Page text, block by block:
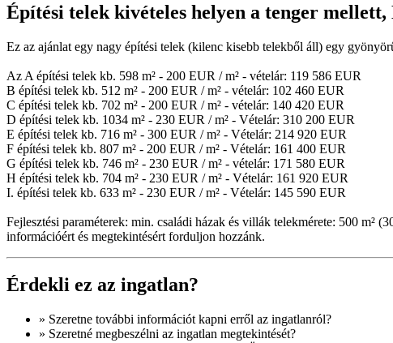
Építési telek kivételes helyen a tenger mellett,
Ez az ajánlat egy nagy építési telek (kilenc kisebb telekből áll) egy
Az A építési telek kb. 598 m² - 200 EUR / m² - vételár: 119 586 EUR
B építési telek kb. 512 m² - 200 EUR / m² - vételár: 102 460 EUR
C építési telek kb. 702 m² - 200 EUR / m² - vételár: 140 420 EUR
D építési telek kb. 1034 m² - 230 EUR / m² - Vételár: 310 200 EUR
E építési telek kb. 716 m² - 300 EUR / m² - Vételár: 214 920 EUR
F építési telek kb. 807 m² - 200 EUR / m² - Vételár: 161 400 EUR
G építési telek kb. 746 m² - 230 EUR / m² - vételár: 171 580 EUR
H építési telek kb. 704 m² - 230 EUR / m² - Vételár: 161 920 EUR
I. építési telek kb. 633 m² - 230 EUR / m² - Vételár: 145 590 EUR
Fejlesztési paraméterek: min. családi házak és villák telekmérete: 500 m²
információért és megtekintésért forduljon hozzánk.
Érdekli ez az ingatlan?
» Szeretne további információt kapni erről az ingatlanról?
» Szeretné megbeszélni az ingatlan megtekintését?